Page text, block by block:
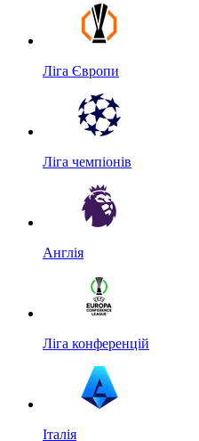
Ліга Європи
Ліга чемпіонів
Англія
Ліга конференцій
Італія